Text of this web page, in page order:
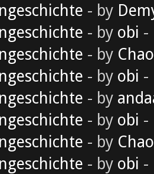
- by
- by obi -
- by
- by obi -
- by
- by obi -
- by
- by obi -